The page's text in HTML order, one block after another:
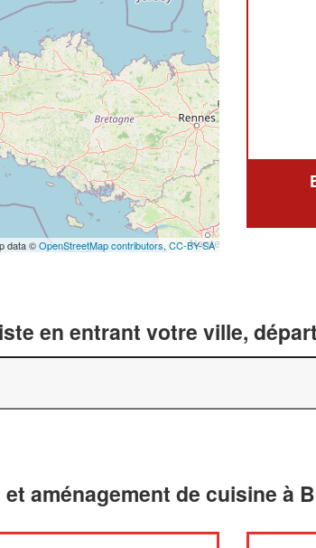
data ©OpenStreetMap contributors, CC-BY-SA
en entrant votre ville,
aménagement de cuisine à